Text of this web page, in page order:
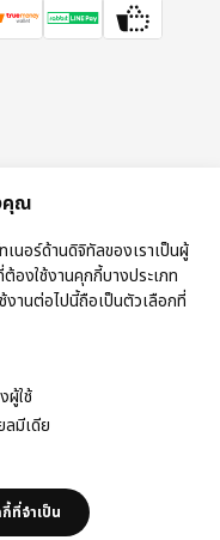
กี้ข้อตกลงการใช้งาน
คุณ
นอร์ด้านดิจิทัลของเราเป็นผู้
องใช้งานคุกกี้บางประเภท
งานต่อไปนี้ถือเป็นตัวเลือกที่
ผู้ใช้
ลมีเดีย
ที่จำเป็น